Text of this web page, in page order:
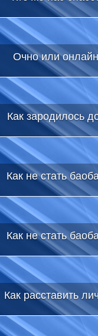
Очно или
Как зародилось
Как не стать
Как не стать
Как расставить